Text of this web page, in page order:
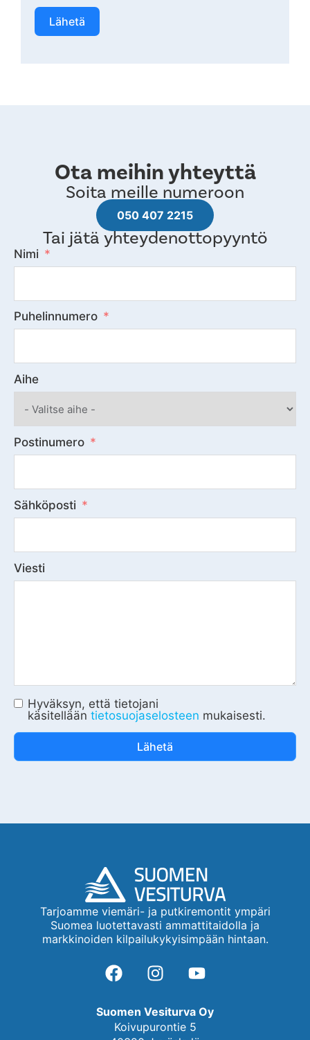
Lähetä
Ota meihin yhteyttä
Soita meille numeroon
050 407 2215
Tai jätä yhteydenottopyyntö
Nimi
Puhelinnumero
Aihe
Postinumero
Sähköposti
Viesti
Hyväksyn, että tietojani
käsitellään tietosuojaselosteen mukaisesti.
Lähetä
Tarjoamme viemäri- ja putkiremontit ympäri
Suomea luotettavasti ammattitaidolla ja
markkinoiden kilpailukykyisimpään hintaan.
Suomen Vesiturva Oy
Koivupurontie 5